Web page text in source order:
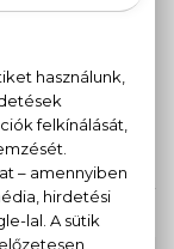
11.210 Ft
100 ml
15.580 Ft